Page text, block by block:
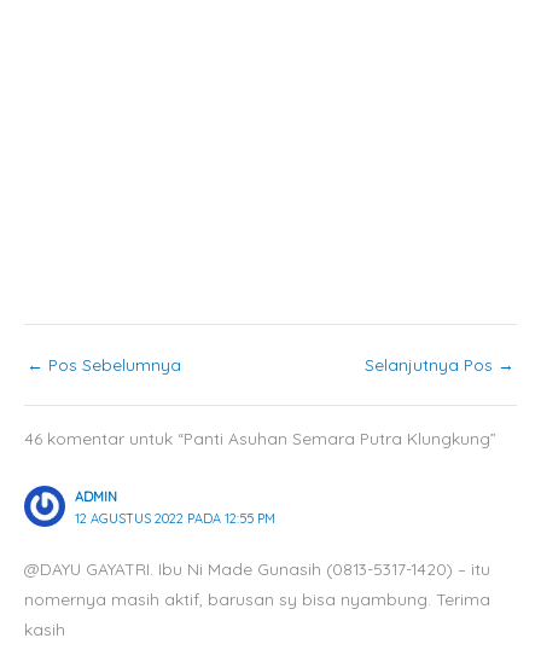
← Pos Sebelumnya Selanjutnya Pos →
46 komentar untuk “Panti Asuhan Semara Putra Klungkung”
ADMIN
12 AGUSTUS 2022 PADA 12:55 PM
@DAYU GAYATRI. Ibu Ni Made Gunasih (0813-5317-1420) – itu
nomernya masih aktif, barusan sy bisa nyambung. Terima
kasih